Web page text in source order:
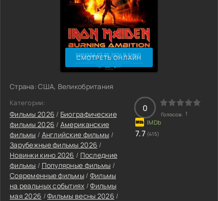
СМОТРЕТЬ ОНЛАЙН
Страна: США, Великобритания
Категории:
Фильмы 2026 / Биографические
фильмы 2026 / Американские
фильмы / Английские фильмы /
Зарубежные фильмы 2026 /
Новинки кино 2026 / Последние
фильмы / Популярные фильмы /
Современные фильмы / Фильмы
на реальных событиях /Фильмы
мая 2026 /Фильмы весны 2026 /
0
Голосов: 1
7.7 (415)